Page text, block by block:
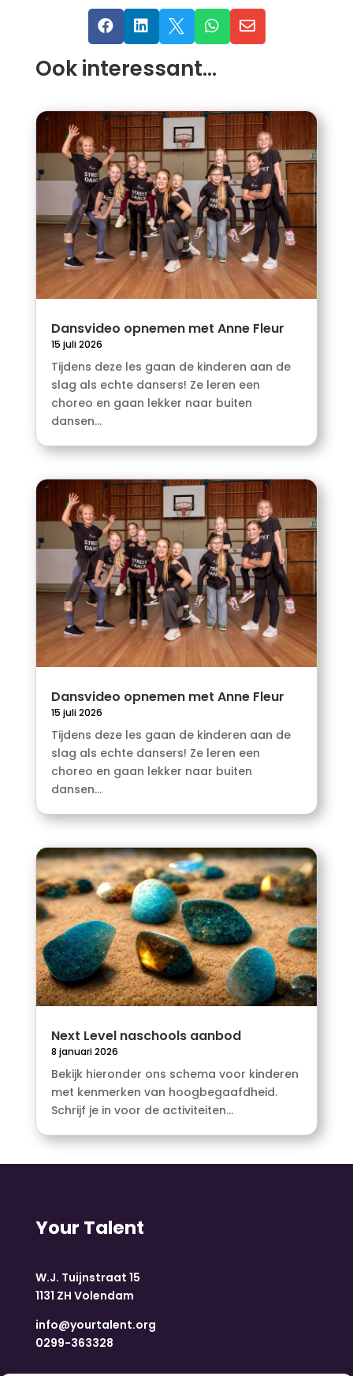
    
Ook interessant…
Dansvideo opnemen met Anne Fleur
15 juli 2026
Tijdens deze les gaan de kinderen aan de
slag als echte dansers! Ze leren een
choreo en gaan lekker naar buiten
dansen...
Dansvideo opnemen met Anne Fleur
15 juli 2026
Tijdens deze les gaan de kinderen aan de
slag als echte dansers! Ze leren een
choreo en gaan lekker naar buiten
dansen...
Next Level naschools aanbod
8 januari 2026
Bekijk hieronder ons schema voor kinderen
met kenmerken van hoogbegaafdheid.
Schrijf je in voor de activiteiten...
Your Talent
W.J. Tuijnstraat 15
1131 ZH Volendam
info@yourtalent.org
0299-363328